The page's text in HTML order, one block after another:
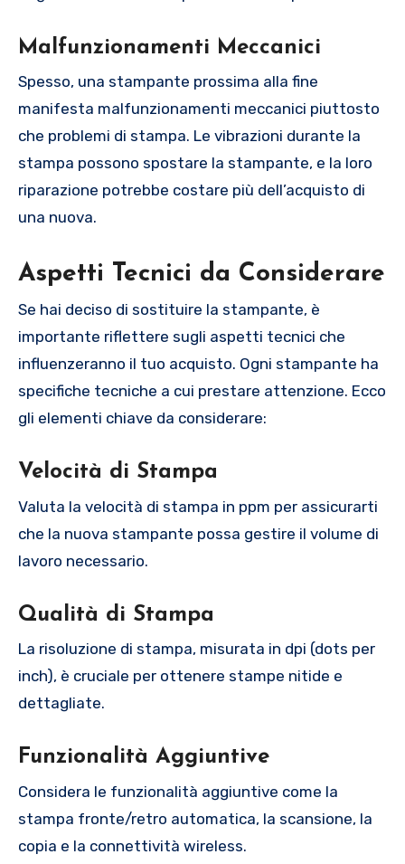
Malfunzionamenti Meccanici
Spesso, una stampante prossima alla fine
manifesta malfunzionamenti meccanici piuttosto
che problemi di stampa. Le vibrazioni durante la
stampa possono spostare la stampante, e la loro
riparazione potrebbe costare più dell’acquisto di
una nuova.
Aspetti Tecnici da Considerare
Se hai deciso di sostituire la stampante, è
importante riflettere sugli aspetti tecnici che
influenzeranno il tuo acquisto. Ogni stampante ha
specifiche tecniche a cui prestare attenzione. Ecco
gli elementi chiave da considerare:
Velocità di Stampa
Valuta la velocità di stampa in ppm per assicurarti
che la nuova stampante possa gestire il volume di
lavoro necessario.
Qualità di Stampa
La risoluzione di stampa, misurata in dpi (dots per
inch), è cruciale per ottenere stampe nitide e
dettagliate.
Funzionalità Aggiuntive
Considera le funzionalità aggiuntive come la
stampa fronte/retro automatica, la scansione, la
copia e la connettività wireless.